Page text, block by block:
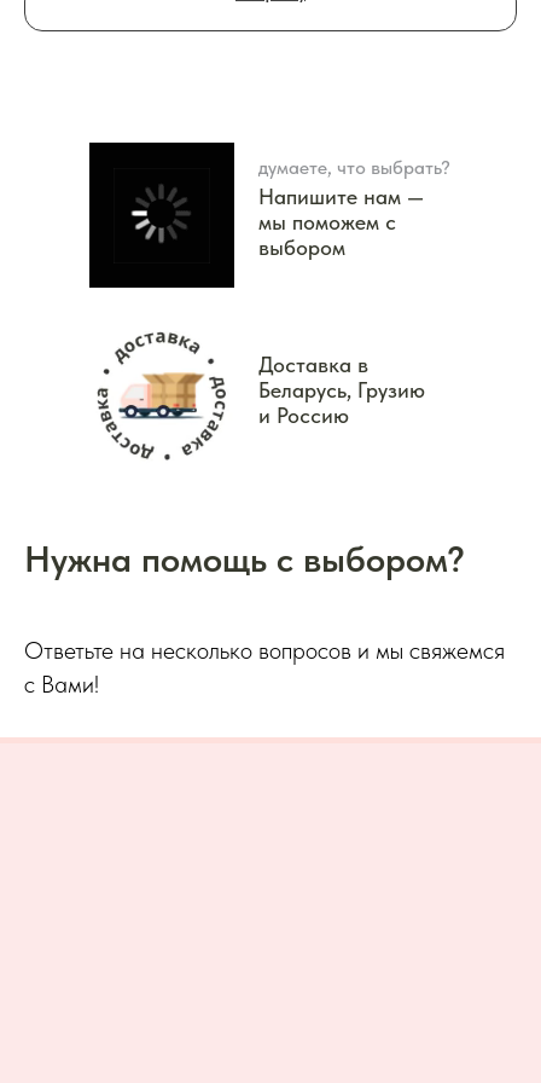
думаете, что выбрать?
Напишите нам —
мы поможем с
выбором
Доставка в
Беларусь, Грузию
и Россию
Нужна помощь с выбором?
Ответьте на несколько вопросов и мы свяжемся
с Вами!